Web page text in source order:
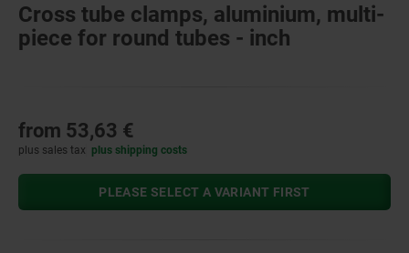
Cross tube clamps, aluminium, multi-
piece for round tubes - inch
from 53,63 €
plus sales tax plus shipping costs
PLEASE SELECT A VARIANT FIRST